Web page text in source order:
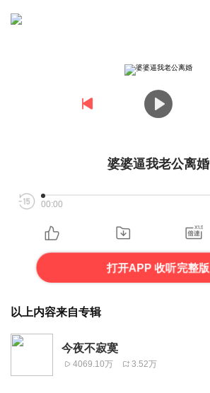
婆婆逼我老公离婚
00:00
打开APP 收听完整版
以上内容来自专辑
今夜不寂寞
4069.10万 3.52万